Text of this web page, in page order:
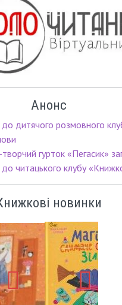
Анонс
дитячого розмовного
гурток «Пегасик»
читацького клубу
новинки